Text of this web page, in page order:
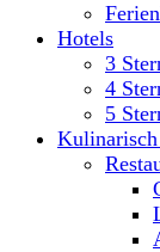
Hotels
3
4
5
Kulinarisch